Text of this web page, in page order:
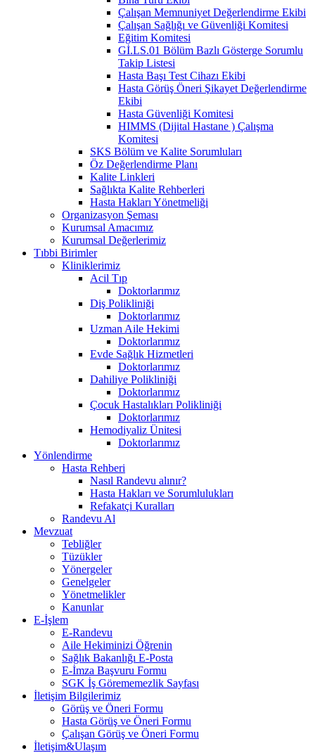
Çalışan Memnuniyet Değerlendirme Ekibi
Çalışan Sağlığı ve Güvenliği Komitesi
Eğitim Komitesi
Gİ.LS.01 Bölüm Bazlı Gösterge Sorumlu
Takip Listesi
Hasta Başı Test Cihazı Ekibi
Hasta Görüş Öneri Şikayet Değerlendirme
Ekibi
Hasta Güvenliği Komitesi
HIMMS (Dijital Hastane ) Çalışma
Komitesi
SKS Bölüm ve Kalite Sorumluları
Öz Değerlendirme Planı
Kalite Linkleri
Sağlıkta Kalite Rehberleri
Hasta Hakları Yönetmeliği
Organizasyon Şeması
Kurumsal Amacımız
Kurumsal Değerlerimiz
Tıbbi Birimler
Kliniklerimiz
Acil Tıp
Doktorlarımız
Diş Polikliniği
Doktorlarımız
Uzman Aile Hekimi
Doktorlarımız
Evde Sağlık Hizmetleri
Doktorlarımız
Dahiliye Polikliniği
Doktorlarımız
Çocuk Hastalıkları Polikliniği
Doktorlarımız
Hemodiyaliz Ünitesi
Doktorlarımız
Yönlendirme
Hasta Rehberi
Nasıl Randevu alınır?
Hasta Hakları ve Sorumlulukları
Refakatçi Kuralları
Randevu Al
Mevzuat
Tebliğler
Tüzükler
Yönergeler
Genelgeler
Yönetmelikler
Kanunlar
E-İşlem
E-Randevu
Aile Hekiminizi Öğrenin
Sağlık Bakanlığı E-Posta
E-İmza Başvuru Formu
SGK İş Görememezlik Sayfası
İletişim Bilgilerimiz
Görüş ve Öneri Formu
Hasta Görüş ve Öneri Formu
Çalışan Görüş ve Öneri Formu
İletişim&Ulaşım